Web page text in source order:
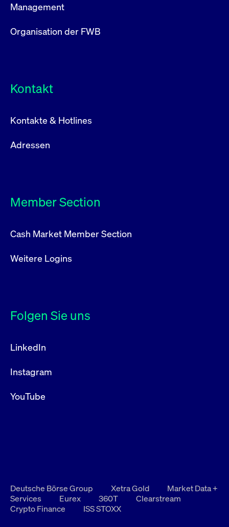
Management
Organisation der FWB
Kontakt
Kontakte & Hotlines
Adressen
Member Section
Cash Market Member Section
Weitere Logins
Folgen Sie uns
LinkedIn
Instagram
YouTube
Deutsche Börse Group Xetra Gold
Market Data +
Services
Eurex 360T
Clearstream
Crypto Finance
ISS STOXX